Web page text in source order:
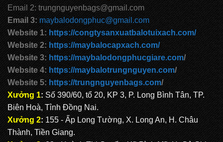
Email 2: trungnguyenbags@gmail.com
Email 3: maybalodongphuc@gmail.com
Website 1: https://congtysanxuatbalotuixach.com/
Website 2: https://maybalocapxach.com/
Website 3: https://maybalodongphucgiare.com/
Website 4: https://maybalotrungnguyen.com/
Website 5: https://trungnguyenbags.com/
Xưởng 1: Số 390/60, tổ 20, KP 3, P. Long Bình Tân, TP.
Biên Hoà, Tỉnh Đồng Nai.
Xưởng 2: 155 - Ấp Long Tường, X. Long An, H. Châu
Thành, Tiền Giang.